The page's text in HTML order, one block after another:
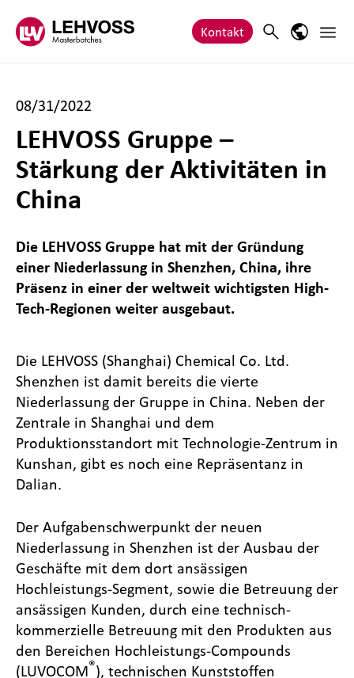
Kontakt SearchSprach-
08/31/2022
LEHVOSS Gruppe –
Stärkung der Aktivitäten in
China
Die LEHVOSS Gruppe hat mit der Gründung
einer Niederlassung in Shenzhen, China, ihre
Präsenz in einer der weltweit wichtigsten High-
Tech-Regionen weiter ausgebaut.
Die LEHVOSS (Shanghai) Chemical Co. Ltd.
Shenzhen ist damit bereits die vierte
Niederlassung der Gruppe in China. Neben der
Zentrale in Shanghai und dem
Produktionsstandort mit Technologie-Zentrum in
Kunshan, gibt es noch eine Repräsentanz in
Dalian.
Der Aufgabenschwerpunkt der neuen
Niederlassung in Shenzhen ist der Ausbau der
Geschäfte mit dem dort ansässigen
Hochleistungs-Segment, sowie die Betreuung der
ansässigen Kunden, durch eine technisch-
kommerzielle Betreuung mit den Produkten aus
den Bereichen Hochleistungs-Compounds
(LUVOCOM®), technischen Kunststoffen